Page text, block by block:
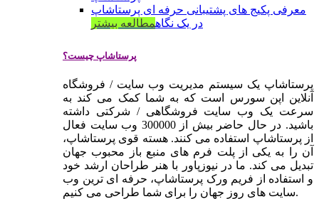
معرفی پکیج های پشتیبانی حرفه ای پرستاشاپ
در یک نگاهمطالعه بیشتر
پرستاشاپ چیست؟
پرستاشاپ یک سیستم مدیریت وب سایت / فروشگاه
آنلاین اپن سورس است که به شما کمک می کند به
سرعت یک وب سایت فروشگاهی / شرکتی داشته
باشید. در حال حاضر بیش از 300000 وب سایت فعال
از پرستاشاپ استفاده می کنند. هسته قوی پرستاشاپ،
آن را به یکی از پلت فرم های منبع باز محبوب جهان
تبدیل می کند. ما در نیوزپاور با هنر طراحان ارشد خود
و استفاده از فریم ورک پرستاشاپ، حرفه ای ترین وب
سایت های روز جهان را برای شما طراحی می کنیم.